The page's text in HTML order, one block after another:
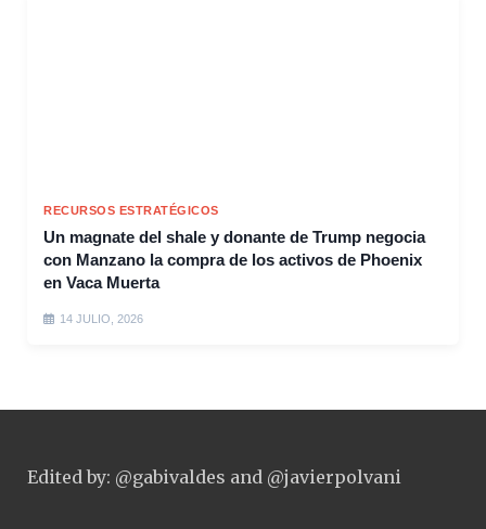
RECURSOS ESTRATÉGICOS
Un magnate del shale y donante de Trump negocia
con Manzano la compra de los activos de Phoenix
en Vaca Muerta
14 JULIO, 2026
Edited by: @gabivaldes and @javierpolvani